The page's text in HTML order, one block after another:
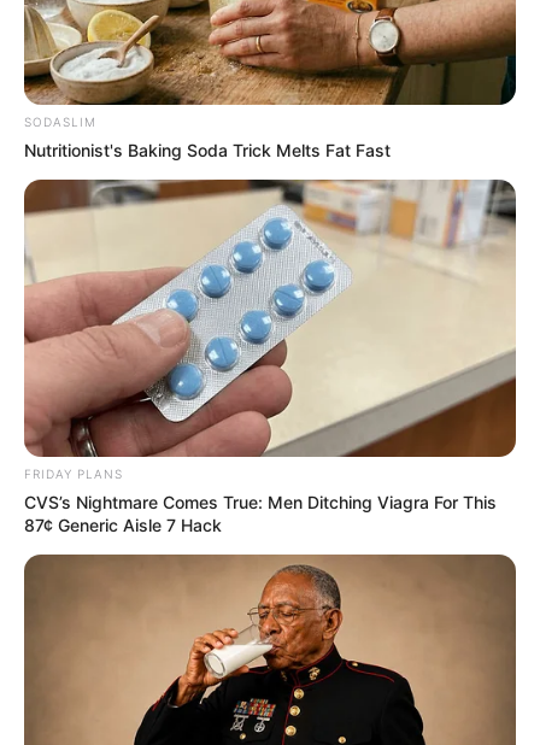
Το νέο νομοθετικό πλαίσιο υποχρεώνει τις
τράπεζες να μπλοκάρουν άμεσα τις συναλλαγές
προς τα παράνομα καζίνο και επιβάλλει
αυστηρότατα πρόστιμα έως 50.000 ευρώ για τη
Καθιερώνονται αυστηρές ποινές φυλάκισης για
τους παίκτες που κάνουν χρήση ξένων στοιχείων
ταυτοποίησης ή τραπεζικών λογαριασμών τρίτων
προσώπων.
Η επιμέλεια της στήλης γίνεται από την συντακτική ομάδα
Κοινοποίησε άρθρο
Προσθήκη τοnewstok.gr
Ανακαλύψτε περισσότερα άρθρα στα αποτελέσματα
SODASLIM
Nutritionist's Baking Soda Trick Melts Fat Fast
FRIDAY PLANS
CVS’s Nightmare Comes True: Men Ditching Viagra For This
87¢ Generic Aisle 7 Hack